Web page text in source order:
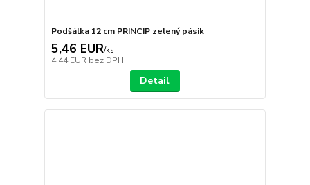
Podšálka 12 cm PRINCIP zelený pásik
5,46 EUR/ks
4,44 EUR bez DPH
Detail